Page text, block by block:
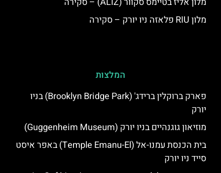
מלון RIU פלאזה ניו יורק – סקירה
המלצות
פארק ברוקלין ברידג' (Brooklyn Bridge Park) בניו
יורק
מוזיאון גוגנהיים בניו יורק (Guggenheim Museum)
בית הכנסת עמנו-אל (Temple Emanu-El) באפר איסט
סייד ניו יורק